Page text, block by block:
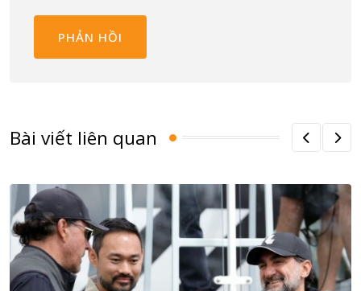
Bài viết liên quan